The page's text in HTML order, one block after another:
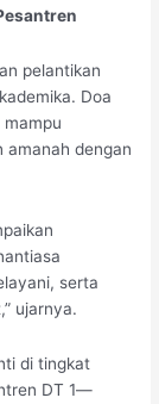
pelantikan
Doa
amanah dengan
serta
ujarnya.
di tingkat
DT 1—